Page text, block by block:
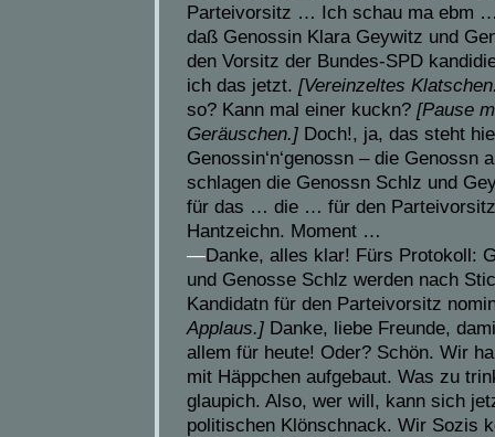
Parteivorsitz … Ich schau ma ebm
daß Genossin Klara Geywitz und
den Vorsitz der Bundes-SPD
ich das jetzt. [Vereinzeltes
so? Kann mal einer kuckn? [Pause
Geräuschen.] Doch!, ja, das steht
Genossin‘n‘genossn – die Genossn
schlagen die Genossn Schlz und
für das … die … für den
Hantzeichn. Moment …
—Danke, alles klar! Fürs Protokoll:
und Genosse Schlz werden nach
Kandidatn für den Parteivorsitz
Applaus.] Danke, liebe Freunde,
allem für heute! Oder? Schön. Wir
mit Häppchen aufgebaut. Was zu
glaupich. Also, wer will, kann sich
politischen Klönschnack. Wir Sozis